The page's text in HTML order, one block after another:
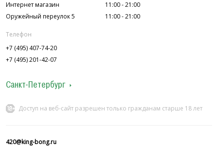
Интернет магазин
Оружейный переулок 5
11:00 - 21:00
11:00 - 21:00
Телефон
+7 (495) 407-74-20
+7 (495) 201-42-07
Санкт-Петербург
ул. Колокольная 7
12:00 - 22:00
Телефон
Доступ на веб-сайт разрешен только гражданам старше 18 лет
420@king-bong.ru